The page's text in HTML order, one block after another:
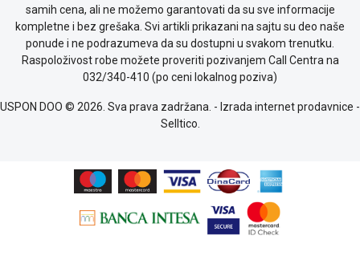
samih cena, ali ne možemo garantovati da su sve informacije
kompletne i bez grešaka. Svi artikli prikazani na sajtu su deo naše
ponude i ne podrazumeva da su dostupni u svakom trenutku.
Raspoloživost robe možete proveriti pozivanjem Call Centra na
032/340-410 (po ceni lokalnog poziva)
USPON DOO © 2026. Sva prava zadržana. - Izrada internet prodavnice -
Selltico.